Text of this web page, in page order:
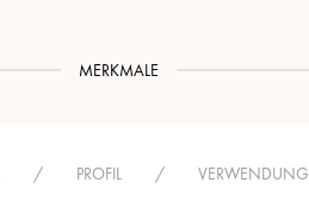
MERKMALE
/ PROFIL / VERWENDUNG